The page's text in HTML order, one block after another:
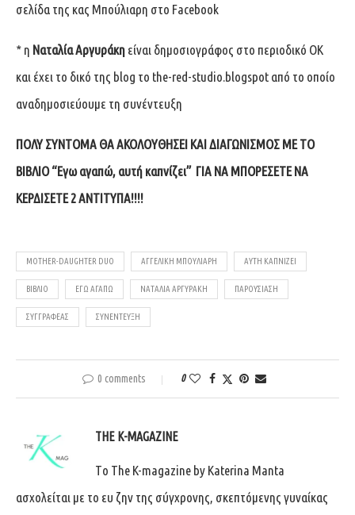
σελίδα της κας Μπούλιαρη στο Facebook
* η Ναταλία Αργυράκη είναι δημοσιογράφος στο περιοδικό ΟΚ
και έχει το δικό της blog το the-red-studio.blogspot από το οποίο
αναδημοσιεύουμε τη συνέντευξη
ΠΟΛΥ ΣΥΝΤΟΜΑ ΘΑ ΑΚΟΛΟΥΘΗΣΕΙ ΚΑΙ ΔΙΑΓΩΝΙΣΜΟΣ ΜΕ ΤΟ
ΒΙΒΛΙΟ “Εγω αγαπώ, αυτή καπνίζει” ΓΙΑ ΝΑ ΜΠΟΡΕΣΕΤΕ ΝΑ
ΚΕΡΔΙΣΕΤΕ 2 ΑΝΤΙΤΥΠΑ!!!!
MOTHER-DAUGHTER DUO ΑΓΓΕΛΙΚΉ ΜΠΟΎΛΙΑΡΗ ΑΥΤΉ ΚΑΠΝΊΖΕΙ
ΒΙΒΛΙΟ ΕΓΩ ΑΓΑΠΏ ΝΑΤΑΛΊΑ ΑΡΓΥΡΆΚΗ ΠΑΡΟΥΣΙΆΣΗ
ΣΥΓΓΡΑΦΈΑΣ ΣΥΝΈΝΤΕΥΞΗ
0 comments 0
THE K-MAGAZINE
Tο The K-magazine by Katerina Manta
ασχολείται με το ευ ζην της σύγχρονης, σκεπτόμενης γυναίκας